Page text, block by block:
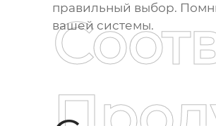
правильный выбор.
вашей системы.